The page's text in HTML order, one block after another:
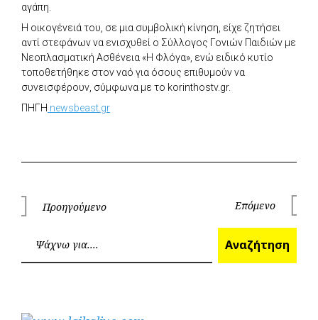
αγάπη.
Η οικογένειά του, σε μια συμβολική κίνηση, είχε ζητήσει
αντί στεφάνων να ενισχυθεί ο Σύλλογος Γονιών Παιδιών με
Νεοπλασματική Ασθένεια «Η Φλόγα», ενώ ειδικό κυτίο
τοποθετήθηκε στον ναό για όσους επιθυμούν να
συνεισφέρουν, σύμφωνα με το korinthostv.gr.
ΠΗΓΗ newsbeast.gr
Πλοήγηση
άρθρων
Προηγούμενο Επόμενο
Αναζήτηση